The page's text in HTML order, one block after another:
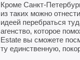
Кроме Санкт-
из таких можно
идеей перебраться
агенство, которое
Estate вы сможете
ту единственную,